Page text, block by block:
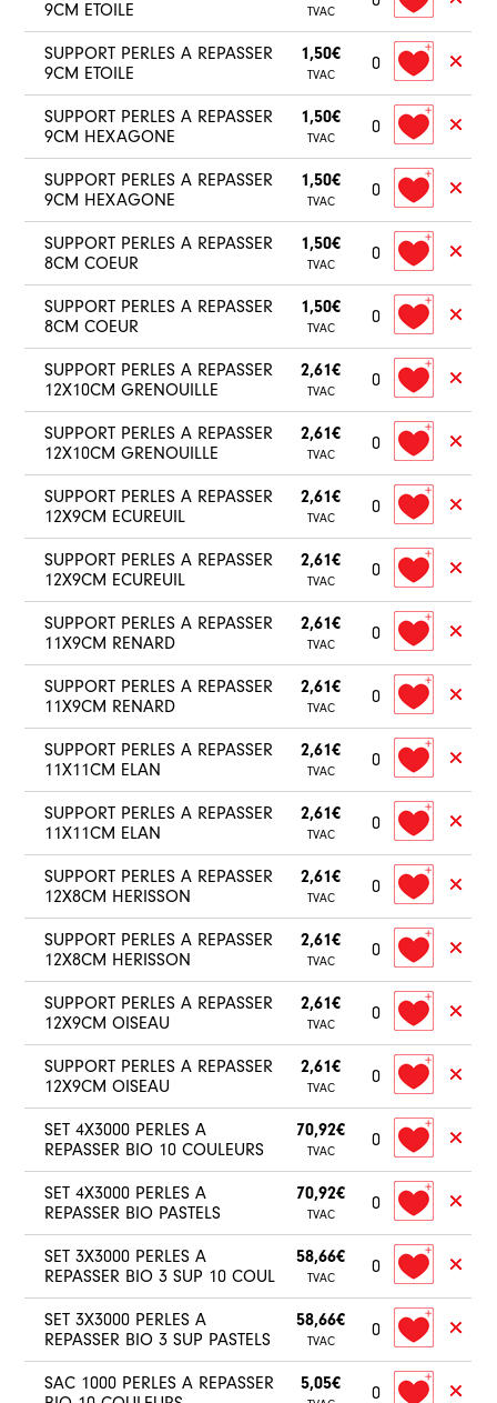
9CM ETOILE
TVAC
SUPPORT PERLES A REPASSER
9CM ETOILE
1,50€
TVAC
0
SUPPORT PERLES A REPASSER
9CM HEXAGONE
1,50€
TVAC
0
SUPPORT PERLES A REPASSER
9CM HEXAGONE
1,50€
TVAC
0
SUPPORT PERLES A REPASSER
8CM COEUR
1,50€
TVAC
0
SUPPORT PERLES A REPASSER
8CM COEUR
1,50€
TVAC
0
SUPPORT PERLES A REPASSER
12X10CM GRENOUILLE
2,61€
TVAC
0
SUPPORT PERLES A REPASSER
12X10CM GRENOUILLE
2,61€
TVAC
0
SUPPORT PERLES A REPASSER
12X9CM ECUREUIL
2,61€
TVAC
0
SUPPORT PERLES A REPASSER
12X9CM ECUREUIL
2,61€
TVAC
0
SUPPORT PERLES A REPASSER
11X9CM RENARD
2,61€
TVAC
0
SUPPORT PERLES A REPASSER
11X9CM RENARD
2,61€
TVAC
0
SUPPORT PERLES A REPASSER
11X11CM ELAN
2,61€
TVAC
0
SUPPORT PERLES A REPASSER
11X11CM ELAN
2,61€
TVAC
0
SUPPORT PERLES A REPASSER
12X8CM HERISSON
2,61€
TVAC
0
SUPPORT PERLES A REPASSER
12X8CM HERISSON
2,61€
TVAC
0
SUPPORT PERLES A REPASSER
12X9CM OISEAU
2,61€
TVAC
0
SUPPORT PERLES A REPASSER
12X9CM OISEAU
2,61€
TVAC
0
SET 4X3000 PERLES A
REPASSER BIO 10 COULEURS
70,92€
TVAC
0
SET 4X3000 PERLES A
REPASSER BIO PASTELS
70,92€
TVAC
0
SET 3X3000 PERLES A
REPASSER BIO 3 SUP 10 COUL
58,66€
TVAC
0
SET 3X3000 PERLES A
REPASSER BIO 3 SUP PASTELS
58,66€
TVAC
0
SAC 1000 PERLES A REPASSER
5,05€ 0